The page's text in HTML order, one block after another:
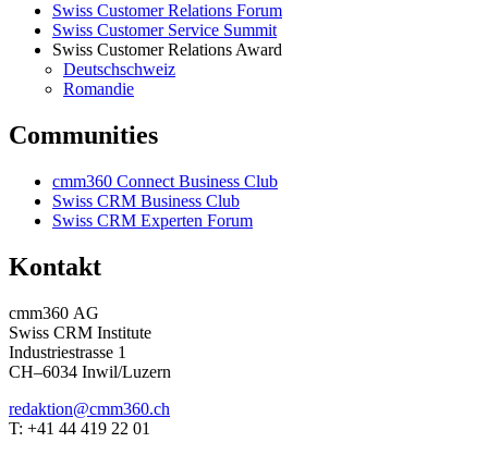
Swiss Customer Relations Forum
Swiss Customer Service Summit
Swiss Customer Relations Award
Deutschschweiz
Romandie
Communities
cmm360 Connect Business Club
Swiss CRM Business Club
Swiss CRM Experten Forum
Kontakt
cmm360 AG
Swiss CRM Institute
Industriestrasse 1
CH–6034 Inwil/Luzern
redaktion@cmm360.ch
T: +41 44 419 22 01